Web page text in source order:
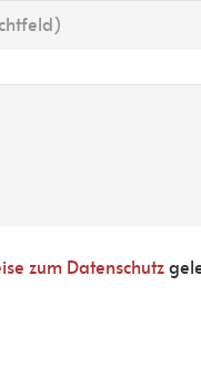
zum Datenschutz